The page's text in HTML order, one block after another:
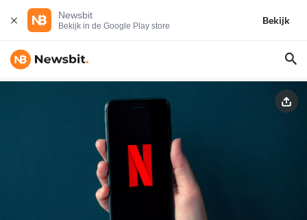
Newsbit
Bekijk in de Google Play store
Bekijk